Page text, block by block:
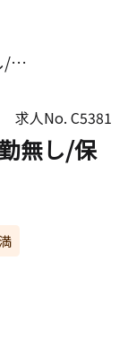
老舗企業での保険事務/転勤無し/保険実務が活かせます
求人No.C5381
無し/保